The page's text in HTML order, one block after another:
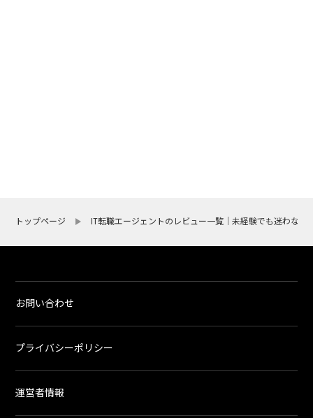
トップページ IT転職エージェントのレビュー一覧｜未経験でも迷わない
お問い合わせ
プライバシーポリシー
運営者情報